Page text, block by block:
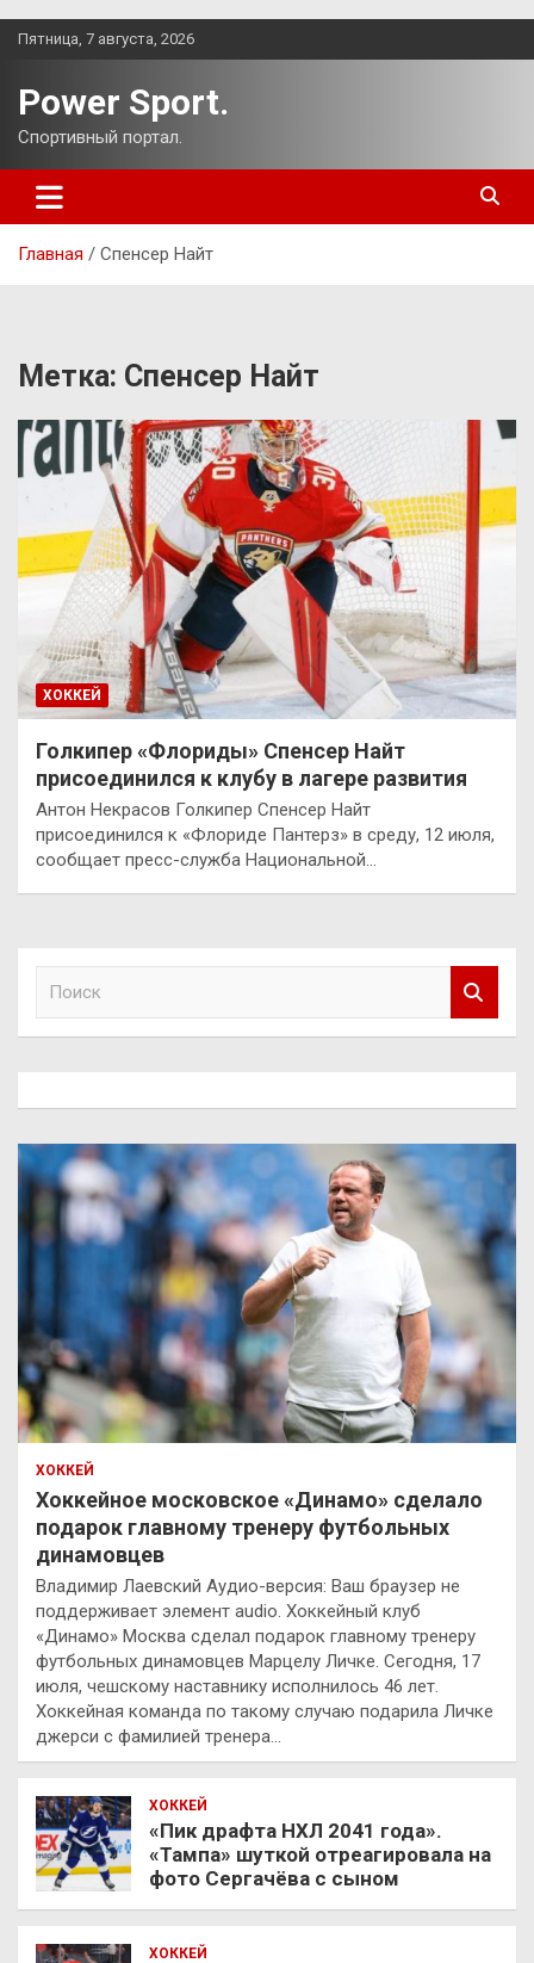
Перейти
Пятница, 7 августа, 2026
Power Sport.
Спортивный портал.
Главная Спенсер Найт
Метка: Спенсер Найт
ХОККЕЙ
Голкипер «Флориды» Спенсер Найт
присоединился к клубу в лагере развития
Антон Некрасов Голкипер Спенсер Найт
присоединился к «Флориде Пантерз» в среду, 12 июля,
сообщает пресс-служба Национальной…
ХОККЕЙ
Хоккейное московское «Динамо» сделало
подарок главному тренеру футбольных
динамовцев
Владимир Лаевский Аудио-версия: Ваш браузер не
поддерживает элемент audio. Хоккейный клуб
«Динамо» Москва сделал подарок главному тренеру
футбольных динамовцев Марцелу Личке. Сегодня, 17
июля, чешскому наставнику исполнилось 46 лет.
Хоккейная команда по такому случаю подарила Личке
джерси с фамилией тренера…
ХОККЕЙ
«Пик драфта НХЛ 2041 года».
«Тампа» шуткой отреагировала на
фото Сергачёва с сыном
ХОККЕЙ